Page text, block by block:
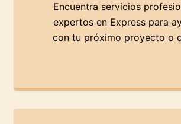
Encuentra servicios
expertos en Express para
con tu próximo proyecto o